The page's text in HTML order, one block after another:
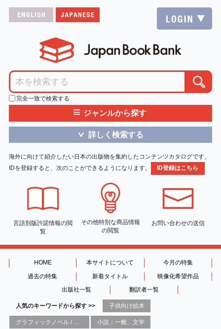
完全一致で検索する
≡ ジャンルから探す
＞ 詳しく検索する
海外に向けて紹介したい日本の出版物を集約したコンテンツカタログです。
IDを登録すると、次のことができるようになります。
ID登録はこちら
言語別版許諾情報の閲
覧
その他特別な商品情報
の閲覧
お問い合わせの送信
HOME 本サイトについて
今月の特集
過去の特集
新着タイトル
映像化希望作品
出版社一覧
翻訳者一覧
人気のキーワードから探す >> 子供向け絵本
小説：一般、文学